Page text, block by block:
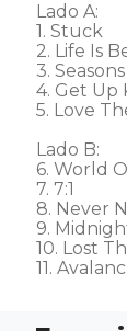
Lado A:
1. Stuck
2. Life Is
3. Seasons
4. Get Up
5. Love
Lado B:
6. World
7. 7:1
8. Never
9.
10. Lost
11.